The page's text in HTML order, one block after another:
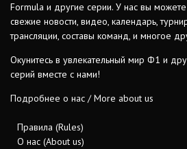
Formula и другие серии. У нас вы можете
свежие новости, видео, календарь,
трансляции, составы команд, и многое
Окунитесь в увлекательный мир Ф1 и
серий вместе с нами!
Подробнее о нас / More about us
Правила (Rules)
О нас (About us)